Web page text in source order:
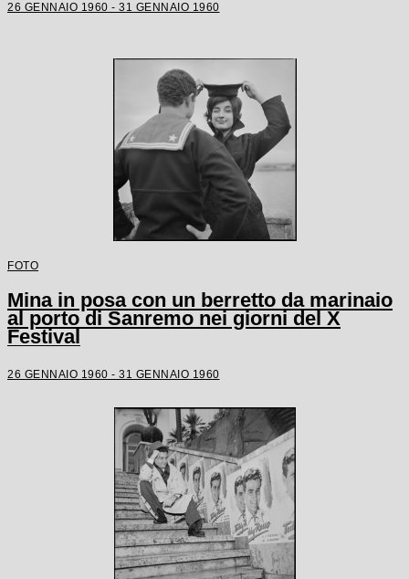
26 GENNAIO 1960 - 31 GENNAIO 1960
FOTO
Mina in posa con un berretto da marinaio
al porto di Sanremo nei giorni del X
Festival
26 GENNAIO 1960 - 31 GENNAIO 1960